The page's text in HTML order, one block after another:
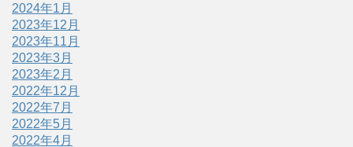
2024年1月
2023年12月
2023年11月
2023年3月
2023年2月
2022年12月
2022年7月
2022年5月
2022年4月